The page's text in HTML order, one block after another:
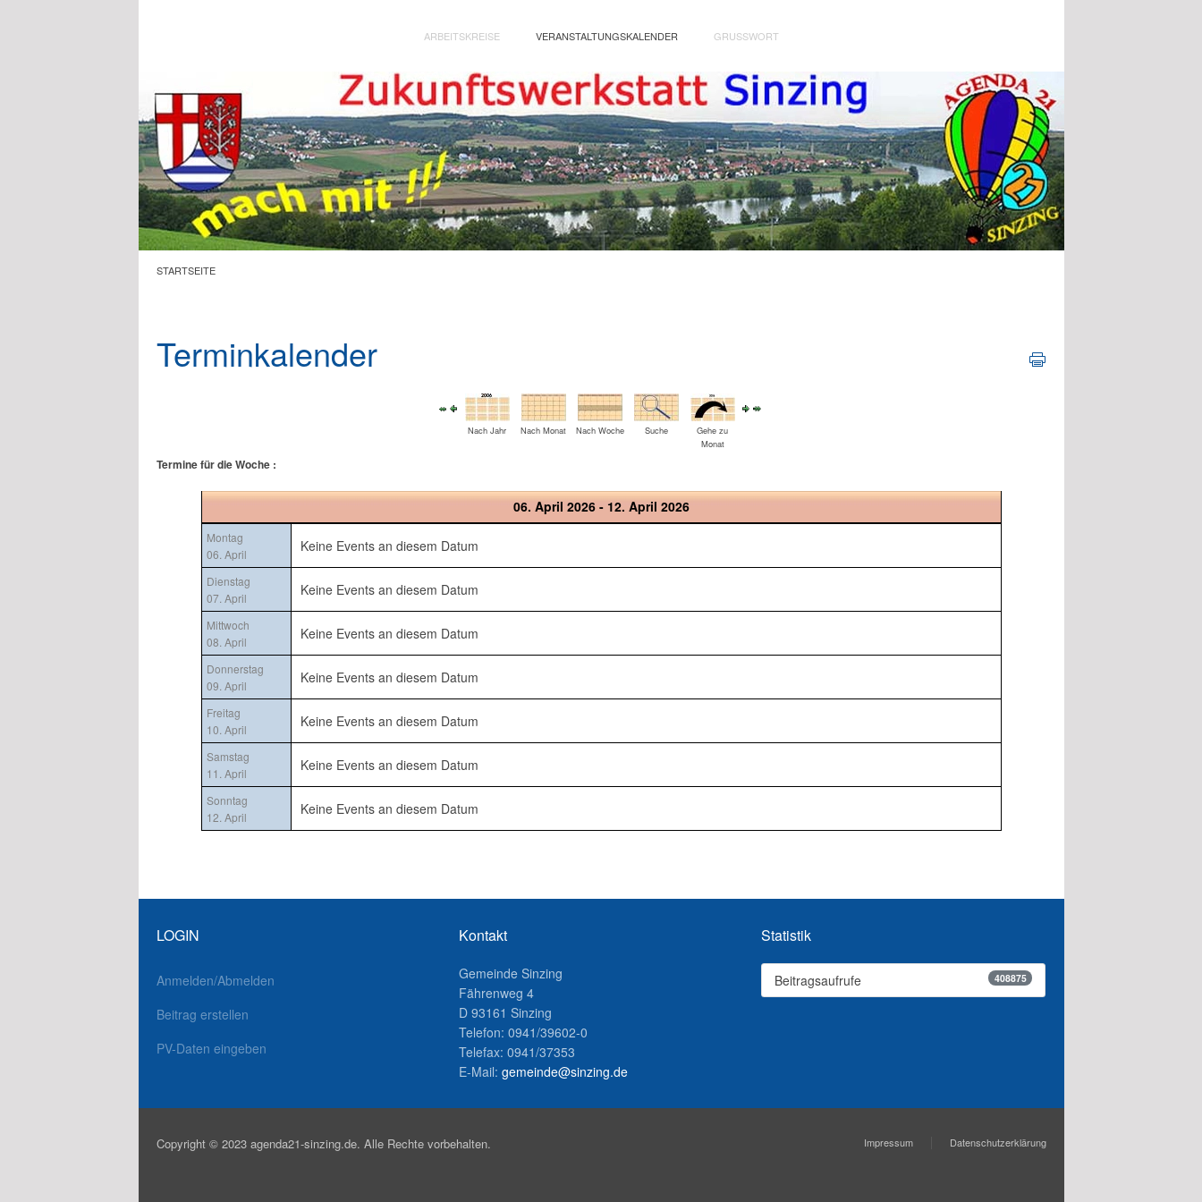
ARBEITSKREISE VERANSTALTUNGSKALENDER GRUSSWORT
STARTSEITE
Terminkalender
Nach Jahr Nach Monat Nach Woche Suche
Gehe zu
Monat
Termine für die Woche :
06. April 2026 - 12. April 2026
Montag
06. April
Keine Events an diesem Datum
Dienstag
07. April
Keine Events an diesem Datum
Mittwoch
08. April
Keine Events an diesem Datum
Donnerstag
09. April
Keine Events an diesem Datum
Freitag
10. April
Keine Events an diesem Datum
Samstag
11. April
Keine Events an diesem Datum
Sonntag
12. April
Keine Events an diesem Datum
LOGIN
Anmelden/Abmelden
Beitrag erstellen
PV-Daten eingeben
Kontakt
Gemeinde Sinzing
Fährenweg 4
D 93161 Sinzing
Telefon: 0941/39602-0
Telefax: 0941/37353
E-Mail: gemeinde@sinzing.de
Statistik
Beitragsaufrufe 408875
Copyright © 2023 agenda21-sinzing.de. Alle Rechte vorbehalten. Impressum Datenschutzerklärung